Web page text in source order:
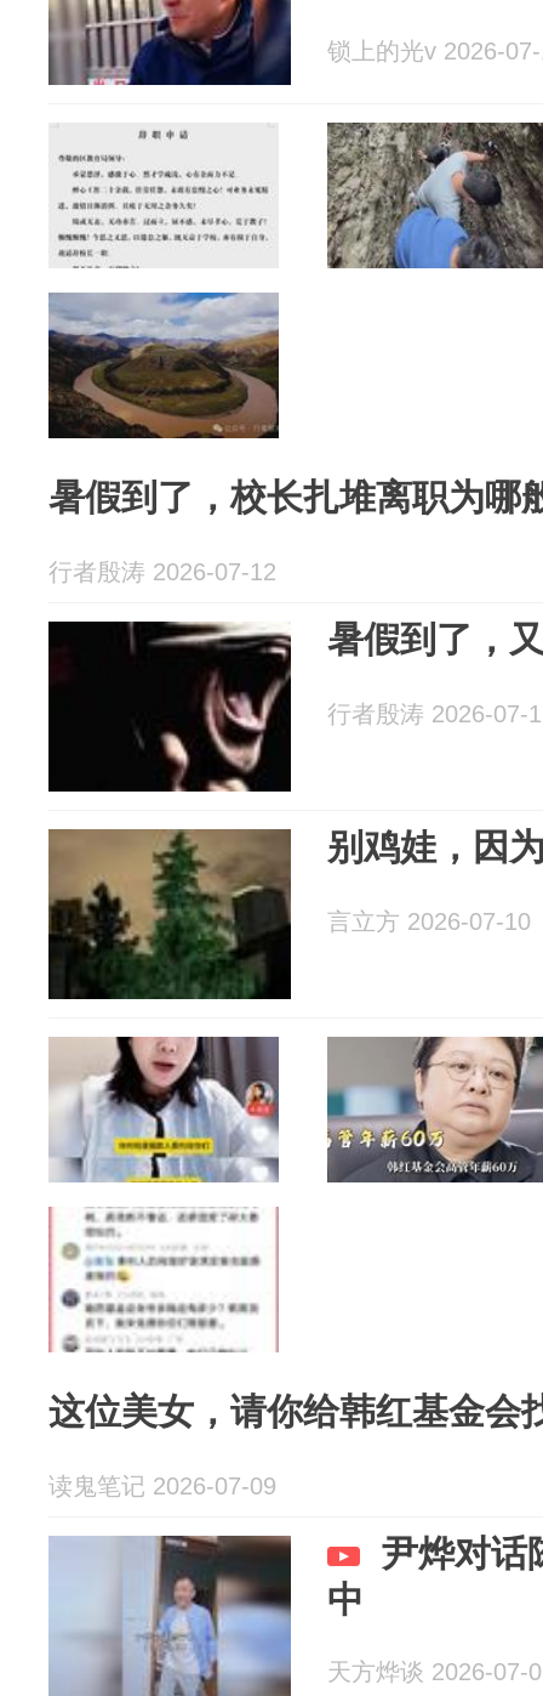
锁上的光v 2026-
暑假到了，校长扎堆离职为哪
行者殷涛 2026-07-12
暑假到了，
行者殷涛 2026-07-
别鸡娃，因
言立方 2026-07-10
这位美女，请你给韩红基金会
读鬼笔记 2026-07-09
尹烨对话
中
天方烨谈 2026-07-